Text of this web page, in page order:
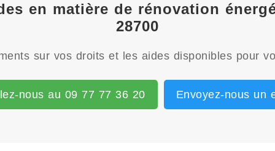
en matière de rénovation
28700
sur vos droits et les aides disponibles pour
nous au 09 77 77 36 20 Envoyez-nous un